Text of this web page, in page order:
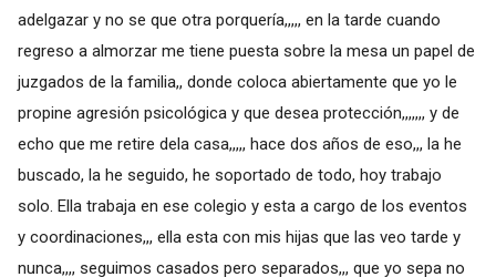
adelgazar y no se que otra porquería,,,,, en la tarde cuando
regreso a almorzar me tiene puesta sobre la mesa un papel de
juzgados de la familia,, donde coloca abiertamente que yo le
propine agresión psicológica y que desea protección,,,,,,, y de
echo que me retire dela casa,,,,, hace dos años de eso,,, la he
buscado, la he seguido, he soportado de todo, hoy trabajo
solo. Ella trabaja en ese colegio y esta a cargo de los eventos
y coordinaciones,,, ella esta con mis hijas que las veo tarde y
nunca,,,, seguimos casados pero separados,,, que yo sepa no